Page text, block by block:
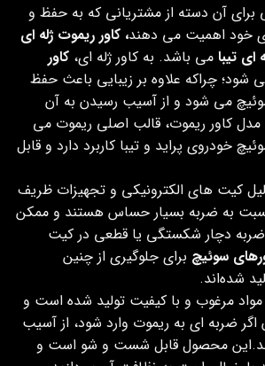
برای آن دسته از مشتریانی که به حفظ و
خود اهمیت می دهند، کاور ریموت ژله ای
ای تیبا می باشد. به کاور ژله ای، کاور
شود؛ چراکه علاوه بر زیبایی باعث حفظ
می شود و از آسیب رسیدن به آن
کاور ریموت، قالب اصلی ریموت می
خودروی پراید و تیبا کاربرد دارد و قابل
کیت‌ های الکترونیکی و تجهیزات ظریف
نسبت به ضربه بسیار حساس هستند و ممکن
دچار شکستگی یا قطعی در کیت
سوئیچ برای جلوگیری از چنین
شده‌اند.
مواد مرغوب و با کیفیت تولید شده است و
ضربه ای به ریموت وارد شود، از آسیب
محصول قابل شست و شو است و